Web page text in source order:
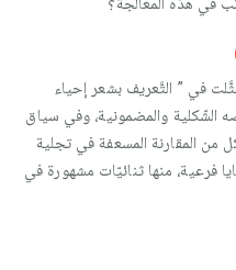
في ” التَّعريف بشعر إحياء
الشّكلية والمضمونية، وفي سياق
المقارنة المسعفة في تجلية
فرعية، منها ثنائيّات مشهورة في